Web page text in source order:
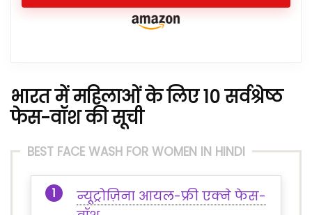
भारत में महिलाओं के लिए 10 सर्वश्रेष्ठ
फेस-वॉश की सूची
BEST FACE WASH FOR WOMEN IN HINDI
न्यूट्रोज़िना आयल-फ्री एक्ने फेस-